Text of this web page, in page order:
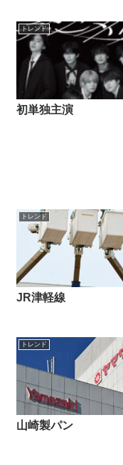
トレンド
初単独主演
トレンド
JR津軽線
トレンド
山崎製パン